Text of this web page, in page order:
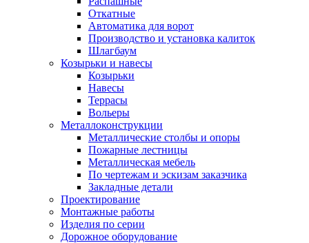
Откатные
Автоматика для ворот
Производство и установка калиток
Шлагбаум
Козырьки и навесы
Козырьки
Навесы
Террасы
Вольеры
Металлоконструкции
Металлические столбы и опоры
Пожарные лестницы
Металлическая мебель
По чертежам и эскизам заказчика
Закладные детали
Проектирование
Монтажные работы
Изделия по серии
Дорожное оборудование